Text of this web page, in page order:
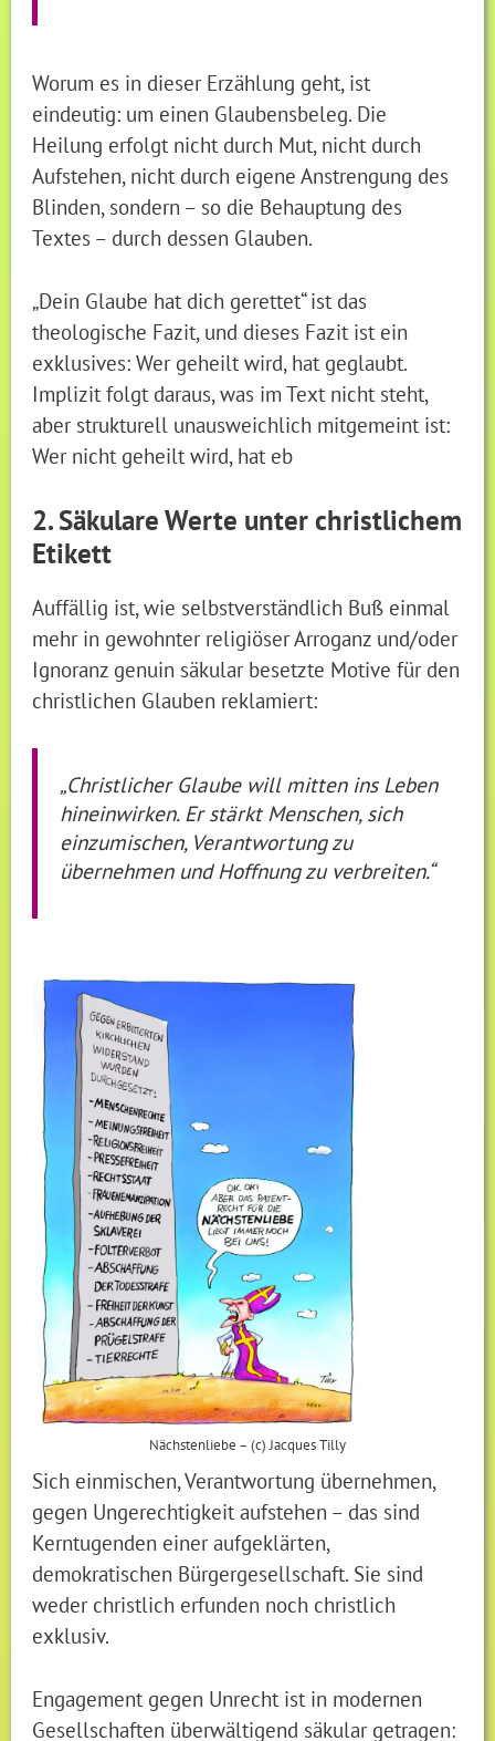
Worum es in dieser Erzählung geht, ist
eindeutig: um einen Glaubensbeleg. Die
Heilung erfolgt nicht durch Mut, nicht durch
Aufstehen, nicht durch eigene Anstrengung des
Blinden, sondern – so die Behauptung des
Textes – durch dessen Glauben.
„Dein Glaube hat dich gerettet“ ist das
theologische Fazit, und dieses Fazit ist ein
exklusives: Wer geheilt wird, hat geglaubt.
Implizit folgt daraus, was im Text nicht steht,
aber strukturell unausweichlich mitgemeint ist:
Wer nicht geheilt wird, hat eb
2. Säkulare Werte unter christlichem
Etikett
Auffällig ist, wie selbstverständlich Buß einmal
mehr in gewohnter religiöser Arroganz und/oder
Ignoranz genuin säkular besetzte Motive für den
christlichen Glauben reklamiert:
„Christlicher Glaube will mitten ins Leben
hineinwirken. Er stärkt Menschen, sich
einzumischen, Verantwortung zu
übernehmen und Hoffnung zu verbreiten.“
Nächstenliebe – (c) Jacques Tilly
Sich einmischen, Verantwortung übernehmen,
gegen Ungerechtigkeit aufstehen – das sind
Kerntugenden einer aufgeklärten,
demokratischen Bürgergesellschaft. Sie sind
weder christlich erfunden noch christlich
exklusiv.
Engagement gegen Unrecht ist in modernen
Gesellschaften überwältigend säkular getragen: